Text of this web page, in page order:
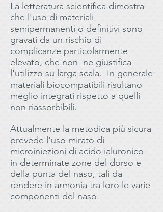
La letteratura scientifica dimostra
che l'uso di materiali
semipermanenti o definitivi sono
gravati da un rischio di
complicanze particolarmente
elevato, che non ne giustifica
l'utilizzo su larga scala. In generale
materiali biocompatibili risultano
meglio integrati rispetto a quelli
non riassorbibili.
Attualmente la metodica più sicura
prevede l'uso mirato di
microiniezioni di acido ialuronico
in determinate zone del dorso e
della punta del naso, tali da
rendere in armonia tra loro le varie
componenti del naso.